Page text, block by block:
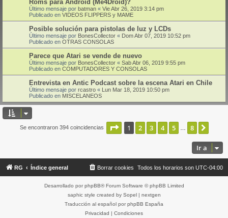
Roms para Android (Me4Droid)?
Último mensaje por batman « Vie Abr 26, 2019 3:14 pm
Publicado en VIDEOS FLIPPERS y MAME
Posible solución para pistolas de luz y LCDs
Último mensaje por BonesCollector « Dom Abr 07, 2019 10:52 pm
Publicado en OTRAS CONSOLAS
Parece que Atari se vende de nuevo
Último mensaje por BonesCollector « Sab Abr 06, 2019 9:55 pm
Publicado en COMPUTADORES Y CONSOLAS
Entrevista en Antic Podcast sobre la escena Atari en Chile
Último mensaje por rcastro « Lun Mar 18, 2019 10:50 pm
Publicado en MISCELANEOS
Se encontraron 394 coincidencias Página de
1 2 3 4 5 8
Ir a
RG Índice general Todos los horarios son UTC-04:00
Borrar cookies
Desarrollado por phpBB® Forum Software © phpBB Limited
saphic style created by Sopel| nextgen
Traducción al español por phpBB España
Privacidad | Condiciones